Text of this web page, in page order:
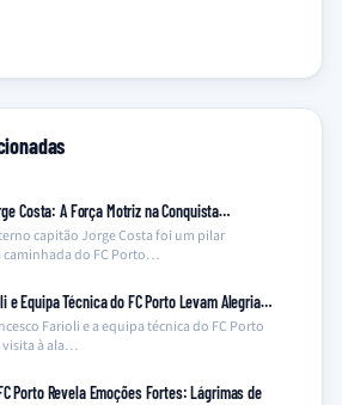
Costa: A Força Motriz na Conquista…
capitão Jorge Costa foi um pilar
do FC Porto…
e Equipa Técnica do FC Porto Levam Alegria…
Farioli e a equipa técnica do FC Porto
visita à ala…
Porto Revela Emoções Fortes: Lágrimas de